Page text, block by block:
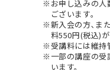
お申し込みの人
ございます。
新入会の方､ま
料550円(税込)
受講料には維持
一部の講座の
います。